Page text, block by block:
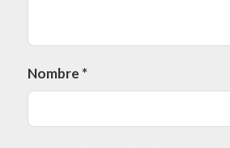
Nombre *